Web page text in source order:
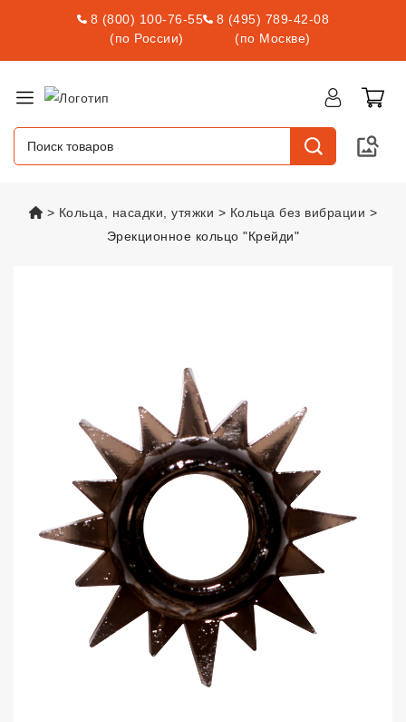
8 (800) 100-76-55
(по России)
8 (495) 789-42-08
(по Москве)
vsexshop.ru
Кольца, насадки, утяжки
Кольца без вибрации
Эрекционное кольцо "Крейди"